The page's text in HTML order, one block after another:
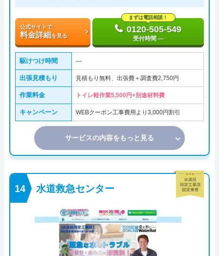
公式サイトで
料金詳細を見る
まずは電話相談！
0120-505-549
受付時間 ―
駆けつけ時間 ―
出張見積もり 見積もり無料、出張費＋調査費2,750円
作業料金 トイレ軽作業5,500円+別途材料費
キャンペーン WEBクーポン工事費用より3,000円割引
サービスの内容をもっと見る
水道救急センター